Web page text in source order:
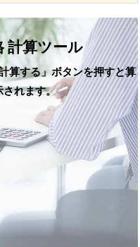
計算ツール
算する」ボタンを押すと算
されます。